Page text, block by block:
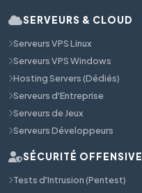
SERVEURS & CLOUD
Serveurs VPS Linux
Serveurs VPS Windows
Hosting Servers (Dédiés)
Serveurs d'Entreprise
Serveurs de Jeux
Serveurs Développeurs
SÉCURITÉ OFFENSIVE
Tests d'Intrusion (Pentest)